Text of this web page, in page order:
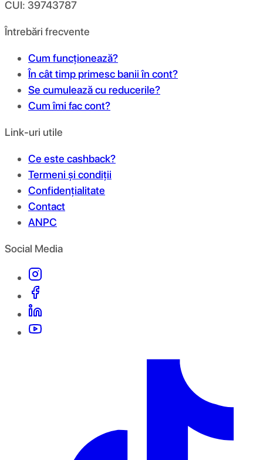
CUI: 39743787
Întrebări frecvente
Cum funcționează?
În cât timp primesc banii în cont?
Se cumulează cu reducerile?
Cum îmi fac cont?
Link-uri utile
Ce este cashback?
Termeni și condiții
Confidențialitate
Contact
ANPC
Social Media